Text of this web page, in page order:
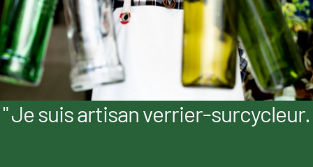
" Je suis artisan verrier-surcycleur.